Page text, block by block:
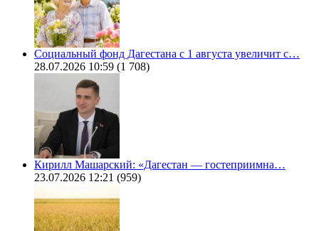
Социальный фонд Дагестана с 1 августа увеличит с…
28.07.2026 10:59 (1 708)
Кирилл Машарский: «Дагестан — гостеприимна…
23.07.2026 12:21 (959)